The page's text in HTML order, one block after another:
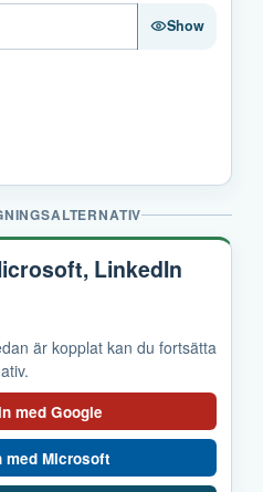
Show
LinkedIn
är kopplat kan du fortsätta
med Google
med Microsoft